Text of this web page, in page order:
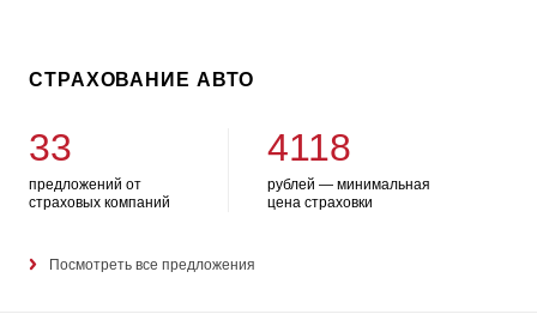
СТРАХОВАНИЕ АВТО
33
предложений от
страховых компаний
4118
рублей — минимальная
цена страховки
Посмотреть все предложения